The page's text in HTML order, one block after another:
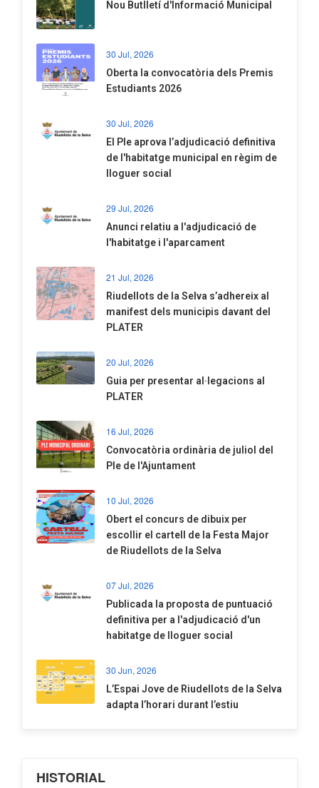
Nou Butlletí d'Informació Municipal
30 Jul, 2026
Oberta la convocatòria dels Premis
Estudiants 2026
30 Jul, 2026
El Ple aprova l’adjudicació definitiva
de l'habitatge municipal en règim de
lloguer social
29 Jul, 2026
Anunci relatiu a l'adjudicació de
l'habitatge i l'aparcament
21 Jul, 2026
Riudellots de la Selva s’adhereix al
manifest dels municipis davant del
PLATER
20 Jul, 2026
​Guia per presentar al·legacions al
PLATER
16 Jul, 2026
Convocatòria ordinària de juliol del
Ple de l'Ajuntament
10 Jul, 2026
​Obert el concurs de dibuix per
escollir el cartell de la Festa Major
de Riudellots de la Selva
07 Jul, 2026
​Publicada la proposta de puntuació
definitiva per a l'adjudicació d'un
habitatge de lloguer social
30 Jun, 2026
​L’Espai Jove de Riudellots de la Selva
adapta l’horari durant l’estiu
HISTORIAL